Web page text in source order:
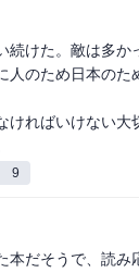
油で戦争を終えた
が多く狙われて軍
。
続けた。敵は多か
人のため日本のた
ければいけない大
9
本だそうで、読み